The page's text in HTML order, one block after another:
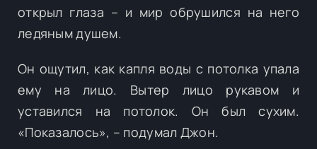
открыл глаза – и мир обрушился на него
ледяным душем.
Он ощутил, как капля воды с потолка упала
ему на лицо. Вытер лицо рукавом и
уставился на потолок. Он был сухим.
«Показалось», – подумал Джон.